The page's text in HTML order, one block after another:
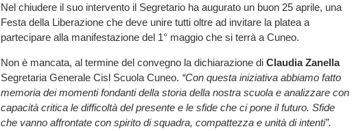
Nel chiudere il suo intervento il Segretario ha augurato un buon 25 aprile, una
Festa della Liberazione che deve unire tutti oltre ad invitare la platea a
partecipare alla manifestazione del 1° maggio che si terrà a Cuneo.
Non è mancata, al termine del convegno la dichiarazione di Claudia Zanella
Segretaria Generale Cisl Scuola Cuneo. “Con questa iniziativa abbiamo fatto
memoria dei momenti fondanti della storia della nostra scuola e analizzare con
capacità critica le difficoltà del presente e le sfide che ci pone il futuro. Sfide
che vanno affrontate con spirito di squadra, compattezza e unità di intenti”.